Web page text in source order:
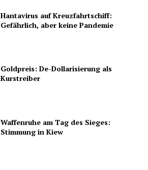
Hantavirus auf Kreuzfahrtschiff:
Gefährlich, aber keine Pandemie
Goldpreis: De-Dollarisierung als
Kurstreiber
Waffenruhe am Tag des Sieges:
Stimmung in Kiew